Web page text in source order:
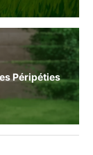
Péripéties